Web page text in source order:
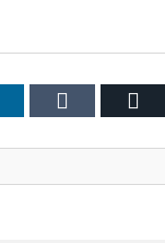
LinkedIn Tumblr